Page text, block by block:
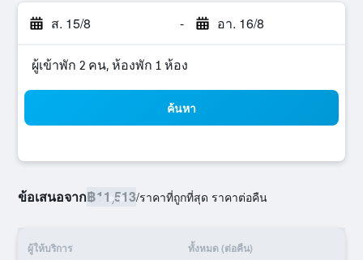
ส. 15/8 - อา. 16/8
ผู้เข้าพัก 2 คน, ห้องพัก 1 ห้อง
ค้นหา
ข้อเสนอจาก฿11,513/ราคาที่ถูกที่สุด ราคาต่อคืน
ผู้ให้บริการ ทั้งหมด (ต่อคืน)